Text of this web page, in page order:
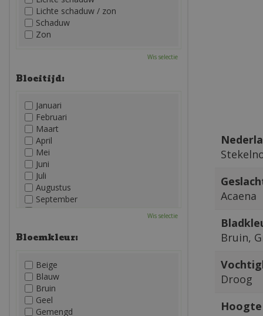
Acaena
Bruin,
Droog
Hoogte
Lichte schaduw / zon
Schaduw
Zon
Wis selectie
Bloeitijd:
Januari
Februari
Maart
April
Mei
Juni
Juli
Augustus
September
December
Wis selectie
Bloemkleur:
Beige
Blauw
Bruin
Geel
Gemengd